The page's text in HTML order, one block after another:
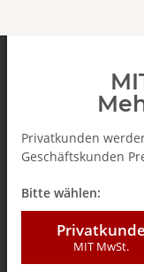
Sommertees
Privatkunden
Geschäftskunden
Bitte wählen:
Privatkunde
MIT MwSt.